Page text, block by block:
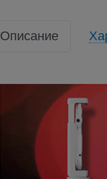
Описание